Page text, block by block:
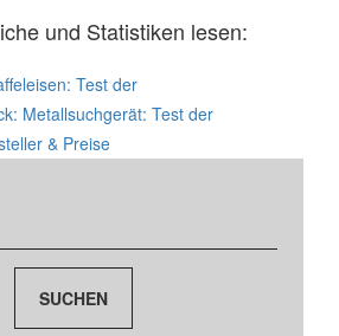
und Statistiken lesen:
Test der
Metallsuchgerät: Test der
& Preise